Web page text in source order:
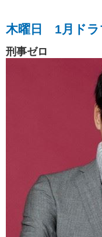
木曜日 1月ドラ
刑事ゼロ